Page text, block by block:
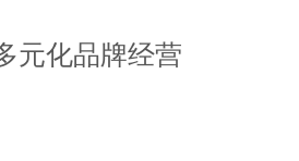
元化品牌经营